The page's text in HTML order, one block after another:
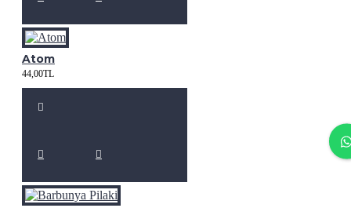
Atom
44,00TL